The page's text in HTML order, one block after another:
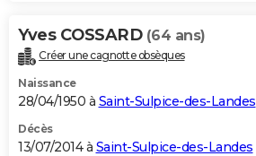
Yves COSSARD (64 ans)
Créer une cagnotte obsèques
Naissance
28/04/1950 à Saint-Sulpice-des-Landes
Décès
13/07/2014 à Saint-Sulpice-des-Landes